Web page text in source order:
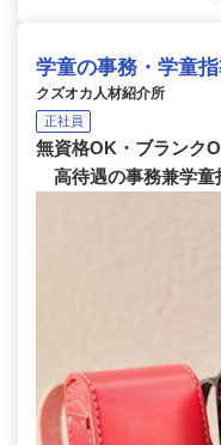
学童の事務・学童
クズオカ人材紹介所
正社員
無資格OK・ブランク
高待遇の事務兼学童